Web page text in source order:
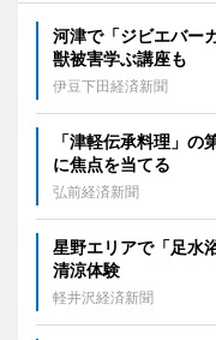
河津で「ジビエバ
獣被害学ぶ講座も
伊豆下田経済新聞
「津軽伝承料理」
に焦点を当てる
弘前経済新聞
星野エリアで「足水
清涼体験
軽井沢経済新聞